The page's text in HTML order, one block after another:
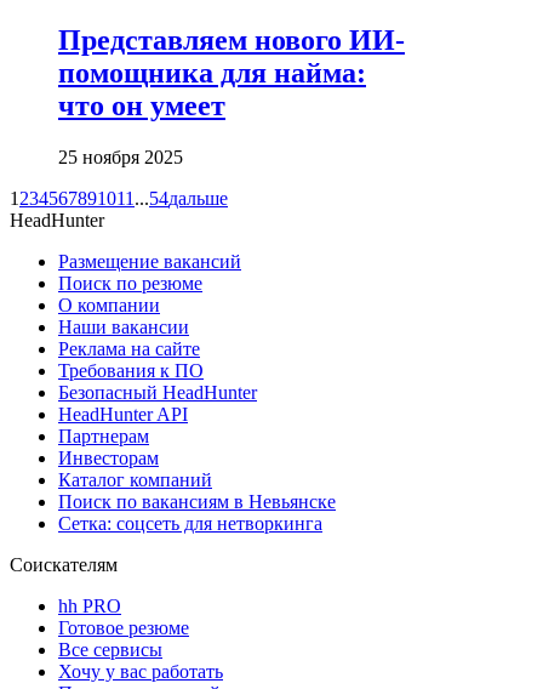
Представляем нового ИИ-
помощника для найма:
что он умеет
25 ноября 2025
1 234567891011 ...54дальше
HeadHunter
Размещение вакансий
Поиск по резюме
О компании
Наши вакансии
Реклама на сайте
Требования к ПО
Безопасный HeadHunter
HeadHunter API
Партнерам
Инвесторам
Каталог компаний
Поиск по вакансиям в Невьянске
Сетка: соцсеть для нетворкинга
Соискателям
hh PRO
Готовое резюме
Все сервисы
Хочу у вас работать